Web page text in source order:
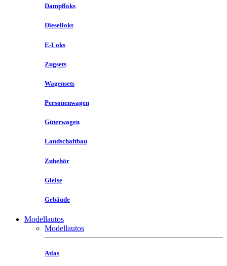
Dampfloks
Dieselloks
E-Loks
Zugsets
Wagensets
Personenwagen
Güterwagen
Landschaftbau
Zubehör
Gleise
Gebäude
Modellautos
Modellautos
Atlas